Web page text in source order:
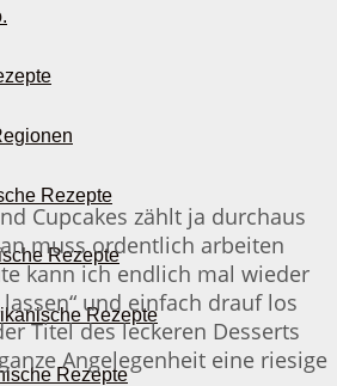
Rezepte
Rezepte
Rezepte
Rezepte
Cupcakes zählt ja durchaus
muss ordentlich arbeiten
kann ich endlich mal wieder
und einfach drauf los
Titel des leckeren Desserts
Angelegenheit eine riesige